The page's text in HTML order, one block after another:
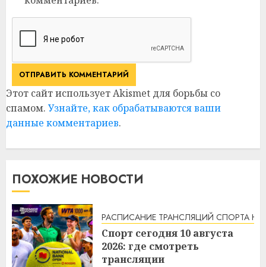
Этот сайт использует Akismet для борьбы со
спамом. Узнайте, как обрабатываются ваши
данные комментариев.
ПОХОЖИЕ НОВОСТИ
РАСПИСАНИЕ ТРАНСЛЯЦИЙ СПОРТА НА
Спорт сегодня 10 августа
2026: где смотреть
трансляции